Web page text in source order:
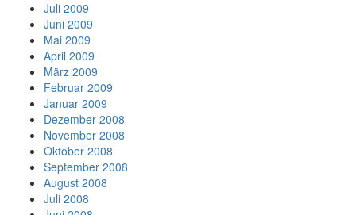
Juli 2009
Juni 2009
Mai 2009
April 2009
März 2009
Februar 2009
Januar 2009
Dezember 2008
November 2008
Oktober 2008
September 2008
August 2008
Juli 2008